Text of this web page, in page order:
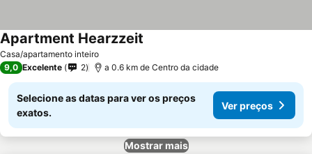
Casa/apartamento inteiro
Apartment Hearzzeit
9,0 Excelente 2 a 0.6 km de Centro da cidade
Selecione as datas para ver os preços
exatos.
Ver preços
Mostrar mais